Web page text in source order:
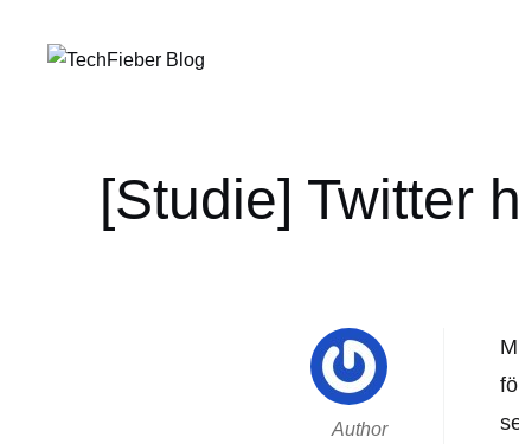
[Studie] Twitter
Author